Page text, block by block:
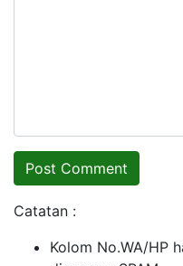
Catatan :
Kolom No.WA/HP